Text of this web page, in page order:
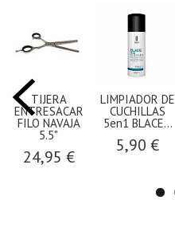
TIJERA
ENTRESACAR
FILO NAVAJA
5.5"
24,95 €
LIMPIADOR DE
CUCHILLAS
5en1 BLACE...
5,90 €